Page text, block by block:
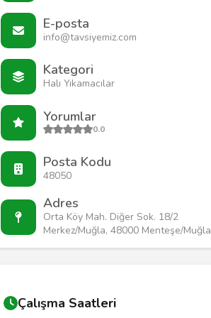
E-posta
info@tavsiyemiz.com
Kategori
Halı Yıkamacılar
Yorumlar
0.0
Posta Kodu
48050
Adres
Orta Köy Mah. Diğer Sok. 18/2
Merkez/Muğla, 48000 Menteşe/Muğla
Çalışma Saatleri